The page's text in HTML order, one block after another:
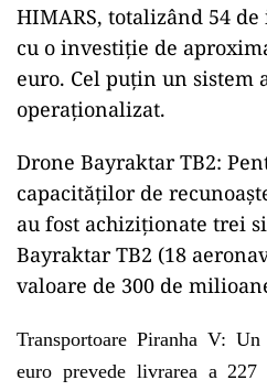
HIMARS, totalizând 54
cu o investiție de
euro. Cel puțin un sistem
operaționalizat.
Drone Bayraktar TB2:
capacităților de
au fost achiziționate trei
Bayraktar TB2 (18
valoare de 300 de
Transportoare Piranha V:
euro prevede livrarea a 227